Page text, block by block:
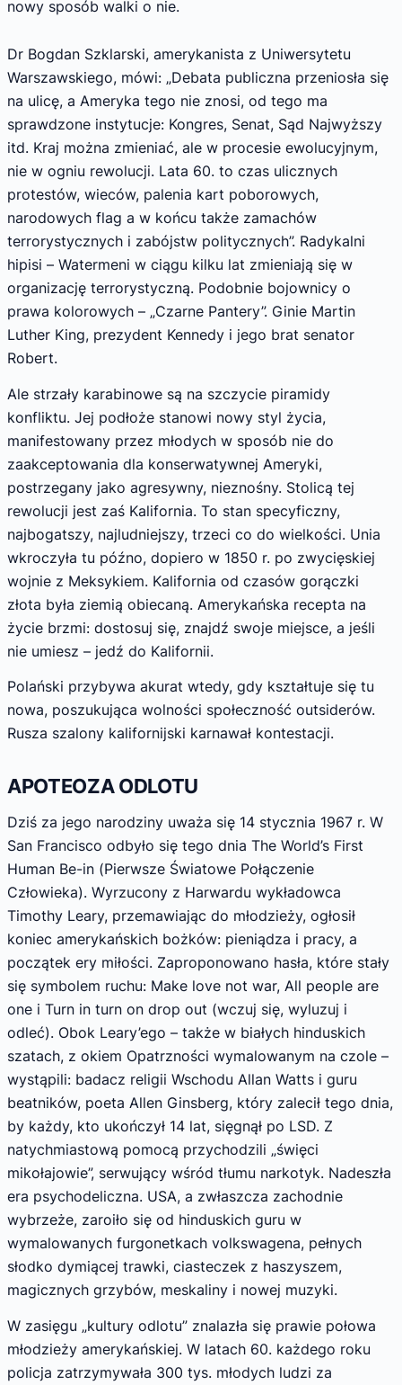
nowy sposób walki o nie.
Dr Bogdan Szklarski, amerykanista z Uniwersytetu
Warszawskiego, mówi: „Debata publiczna przeniosła się
na ulicę, a Ameryka tego nie znosi, od tego ma
sprawdzone instytucje: Kongres, Senat, Sąd Najwyższy
itd. Kraj można zmieniać, ale w procesie ewolucyjnym,
nie w ogniu rewolucji. Lata 60. to czas ulicznych
protestów, wieców, palenia kart poborowych,
narodowych flag a w końcu także zamachów
terrorystycznych i zabójstw politycznych”. Radykalni
hipisi – Watermeni w ciągu kilku lat zmieniają się w
organizację terrorystyczną. Podobnie bojownicy o
prawa kolorowych – „Czarne Pantery”. Ginie Martin
Luther King, prezydent Kennedy i jego brat senator
Robert.
Ale strzały karabinowe są na szczycie piramidy
konfliktu. Jej podłoże stanowi nowy styl życia,
manifestowany przez młodych w sposób nie do
zaakceptowania dla konserwatywnej Ameryki,
postrzegany jako agresywny, nieznośny. Stolicą tej
rewolucji jest zaś Kalifornia. To stan specyficzny,
najbogatszy, najludniejszy, trzeci co do wielkości. Unia
wkroczyła tu późno, dopiero w 1850 r. po zwycięskiej
wojnie z Meksykiem. Kalifornia od czasów gorączki
złota była ziemią obiecaną. Amerykańska recepta na
życie brzmi: dostosuj się, znajdź swoje miejsce, a jeśli
nie umiesz – jedź do Kalifornii.
Polański przybywa akurat wtedy, gdy kształtuje się tu
nowa, poszukująca wolności społeczność outsiderów.
Rusza szalony kalifornijski karnawał kontestacji.
APOTEOZA ODLOTU
Dziś za jego narodziny uważa się 14 stycznia 1967 r. W
San Francisco odbyło się tego dnia The World’s First
Human Be-in (Pierwsze Światowe Połączenie
Człowieka). Wyrzucony z Harwardu wykładowca
Timothy Leary, przemawiając do młodzieży, ogłosił
koniec amerykańskich bożków: pieniądza i pracy, a
początek ery miłości. Zaproponowano hasła, które stały
się symbolem ruchu: Make love not war, All people are
one i Turn in turn on drop out (wczuj się, wyluzuj i
odleć). Obok Leary’ego – także w białych hinduskich
szatach, z okiem Opatrzności wymalowanym na czole –
wystąpili: badacz religii Wschodu Allan Watts i guru
beatników, poeta Allen Ginsberg, który zalecił tego dnia,
by każdy, kto ukończył 14 lat, sięgnął po LSD. Z
natychmiastową pomocą przychodzili „święci
mikołajowie”, serwujący wśród tłumu narkotyk. Nadeszła
era psychodeliczna. USA, a zwłaszcza zachodnie
wybrzeże, zaroiło się od hinduskich guru w
wymalowanych furgonetkach volkswagena, pełnych
słodko dymiącej trawki, ciasteczek z haszyszem,
magicznych grzybów, meskaliny i nowej muzyki.
W zasięgu „kultury odlotu” znalazła się prawie połowa
młodzieży amerykańskiej. W latach 60. każdego roku
policja zatrzymywała 300 tys. młodych ludzi za